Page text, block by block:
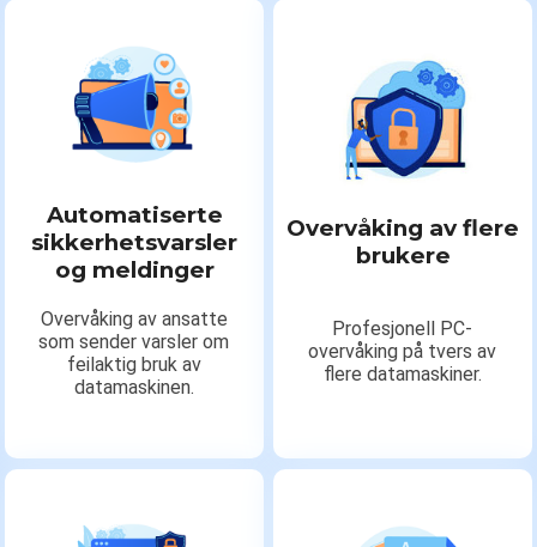
Automatiserte
sikkerhetsvarsler
og meldinger
Overvåking av ansatte
som sender varsler om
feilaktig bruk av
datamaskinen.
Overvåking av flere
brukere
Profesjonell PC-
overvåking på tvers av
flere datamaskiner.